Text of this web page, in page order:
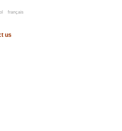
français
us